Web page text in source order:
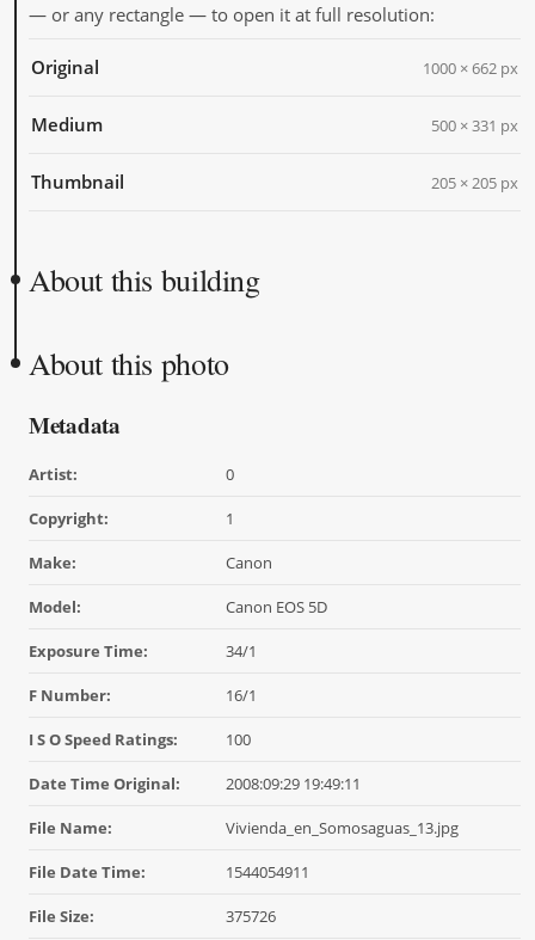
— or any rectangle — to open it at full resolution:
Original 1000 × 662 px
Medium 500 × 331 px
Thumbnail 205 × 205 px
About this building
About this photo
Metadata
Artist: 0
Copyright: 1
Make: Canon
Model: Canon EOS 5D
Exposure Time: 34/1
F Number: 16/1
I S O Speed Ratings: 100
Date Time Original: 2008:09:29 19:49:11
File Name: Vivienda_en_Somosaguas_13.jpg
File Date Time: 1544054911
File Size: 375726